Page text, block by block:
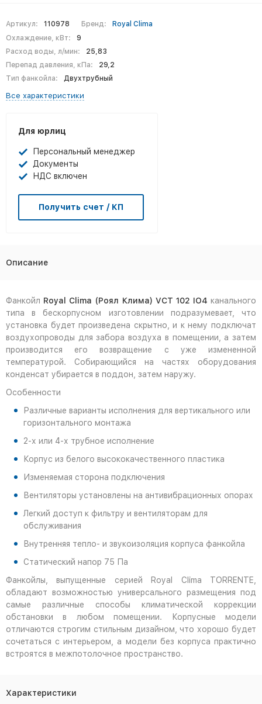
Артикул: 110978 Бренд:
Royal Clima
Охлаждение, кВт:
9
Расход воды, л/мин:
25,83
Перепад давления, кПа:
29,2
Тип фанкойла:
Двухтрубный
Все характеристики
Для юрлиц
Персональный менеджер
Документы
НДС включен
Получить счет / КП
Описание
Фанкойл Royal Clima (Роял Клима) VCT 102 IO4 канального
типа в бескорпусном изготовлении подразумевает, что
установка будет произведена скрытно, и к нему подключат
воздухопроводы для забора воздуха в помещении, а затем
производится его возвращение с уже измененной
температурой. Собирающийся на частях оборудования
конденсат убирается в поддон, затем наружу.
Особенности
Различные варианты исполнения для вертикального или
горизонтального монтажа
2-х или 4-х трубное исполнение
Корпус из белого высококачественного пластика
Изменяемая сторона подключения
Вентиляторы установлены на антивибрационных опорах
Легкий доступ к фильтру и вентиляторам для
обслуживания
Внутренняя тепло- и звукоизоляция корпуса фанкойла
Статический напор 75 Па
Фанкойлы, выпущенные серией Royal Clima TORRENTE,
обладают возможностью универсального размещения под
самые различные способы климатической коррекции
обстановки в любом помещении. Корпусные модели
отличаются строгим стильным дизайном, что хорошо будет
сочетаться с интерьером, а модели без корпуса практично
встроятся в межпотолочное пространство.
Характеристики